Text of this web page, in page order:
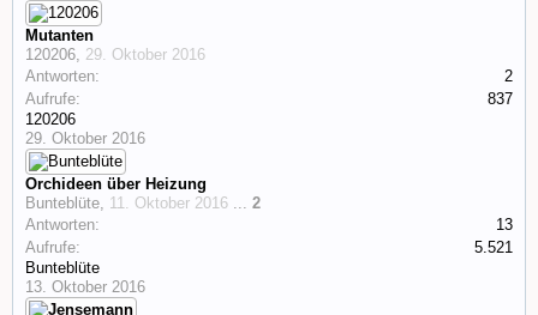
Mutanten
120206, 29. Oktober 2016
Antworten:
2
Aufrufe:
837
120206
29. Oktober 2016
Orchideen über Heizung
Bunteblüte, 11. Oktober 2016 ... 2
Antworten:
13
Aufrufe:
5.521
Bunteblüte
13. Oktober 2016